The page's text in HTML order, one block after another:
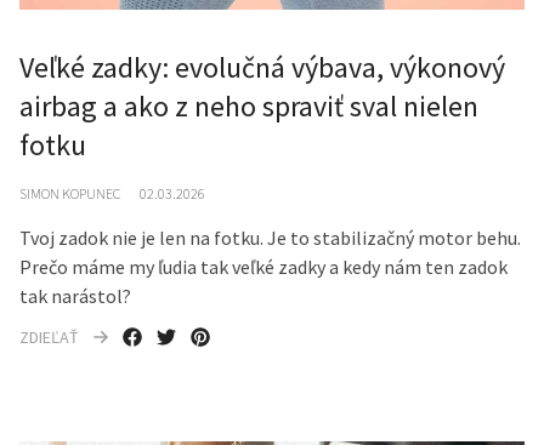
Veľké zadky: evolučná výbava, výkonový
airbag a ako z neho spraviť sval nielen
fotku
SIMON KOPUNEC 02.03.2026
Tvoj zadok nie je len na fotku. Je to stabilizačný motor behu.
Prečo máme my ľudia tak veľké zadky a kedy nám ten zadok
tak narástol?
ZDIEĽAŤ